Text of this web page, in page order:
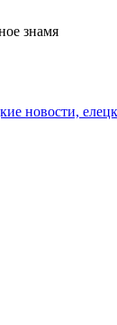
знамя
новости,